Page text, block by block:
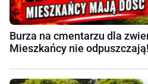
Burza na cmentarzu dla
Mieszkańcy nie odpuszczają!